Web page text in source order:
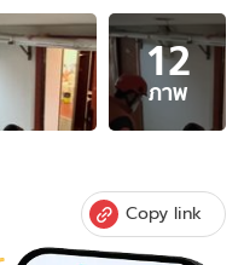
12
ภาพ
Copy link